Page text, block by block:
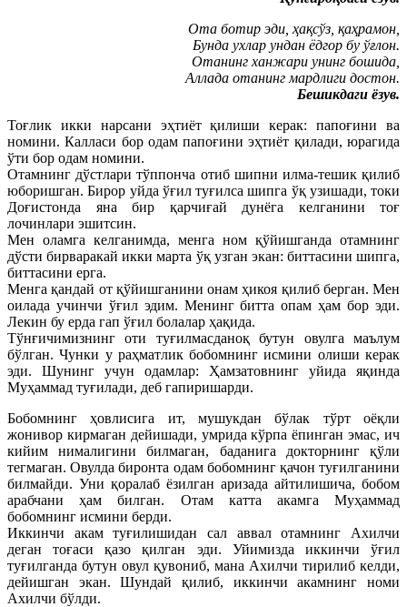
Ота ботир эди, ҳақсўз, қаҳрамон,
Бунда ухлар ундан ёдгор бу ўғлон.
Отанинг ханжари унинг бошида,
Аллада отанинг мардлиги достон.
Бешикдаги ёзув.
Тоғлик икки нарсани эҳтиёт қилиши керак: папоғини ва
номини. Калласи бор одам папоғини эҳтиёт қилади, юрагида
ўти бор одам номини.
Отамнинг дўстлари тўппонча отиб шипни илма-тешик қилиб
юборишган. Бирор уйда ўғил туғилса шипга ўқ узишади, токи
Доғистонда яна бир қарчиғай дунёга келганини тоғ
лочинлари эшитсин.
Мен оламга келганимда, менга ном қўйишганда отамнинг
дўсти бирваракай икки марта ўқ узган экан: биттасини шипга,
биттасини ерга.
Менга қандай от қўйишганини онам ҳикоя қилиб берган. Мен
оилада учинчи ўғил эдим. Менинг битта опам ҳам бор эди.
Лекин бу ерда гап ўғил болалар ҳақида.
Тўнғичимизнинг оти туғилмасданоқ бутун овулга маълум
бўлган. Чунки у раҳматлик бобомнинг исмини олиши керак
эди. Шунинг учун одамлар: Ҳамзатовнинг уйида яқинда
Муҳаммад туғилади, деб гапиришарди.
Бобомнинг ҳовлисига ит, мушукдан бўлак тўрт оёқли
жонивор кирмаган дейишади, умрида кўрпа ёпинган эмас, ич
кийим нималигини билмаган, баданига докторнинг қўли
тегмаган. Овулда биронта одам бобомнинг қачон туғилганини
билмайди. Уни қоралаб ёзилган аризада айтилишича, бобом
арабчани ҳам билган. Отам катта акамга Муҳаммад
бобомнинг исмини берди.
Иккинчи акам туғилишидан сал аввал отамнинг Ахилчи
деган тоғаси қазо қилган эди. Уйимизда иккинчи ўғил
туғилганда бутун овул қувониб, мана Ахилчи тирилиб келди,
дейишган экан. Шундай қилиб, иккинчи акамнинг номи
Ахилчи бўлди.